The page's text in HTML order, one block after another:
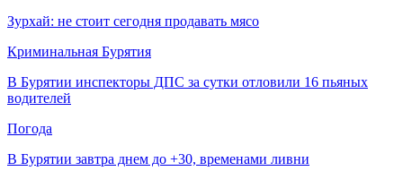
Зурхай: не стоит сегодня продавать мясо
Криминальная Бурятия
В Бурятии инспекторы ДПС за сутки отловили 16 пьяных
водителей
Погода
В Бурятии завтра днем до +30, временами ливни